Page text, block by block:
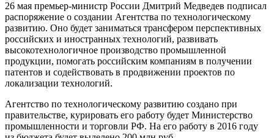
26 мая премьер-министр России Дмитрий Медведев подписал
распоряжение о создании Агентства по технологическому
развитию. Оно будет заниматься трансфером перспективных
российских и иностранных технологий, развивать
высокотехнологичное производство промышленной
продукции, помогать российским компаниям в получении
патентов и содействовать в продвижении проектов по
локализации технологий.
Агентство по технологическому развитию создано при
правительстве, курировать его работу будет Министерство
промышленности и торговли РФ. На его работу в 2016 году